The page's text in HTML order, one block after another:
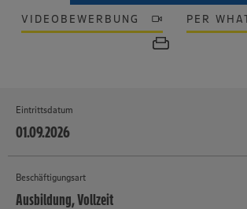
VIDEOBEWERBUNG PER
Eintrittsdatum
01.09.2026
Beschäftigungsart
Ausbildung, Vollzeit